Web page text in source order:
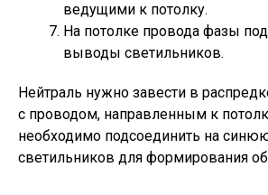
ведущими к потолку.
На потолке провода фазы
выводы светильников.
Нейтраль нужно завести в
с проводом, направленным к
необходимо подсоединить на
светильников для формирования